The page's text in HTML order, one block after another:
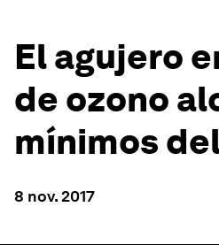
El agujero
de ozono
mínimos
8 nov. 2017